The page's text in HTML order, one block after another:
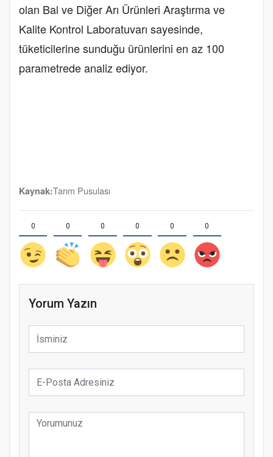
olan Bal ve Diğer Arı Ürünleri Araştırma ve
Kalite Kontrol Laboratuvarı sayesinde,
tüketicilerine sunduğu ürünlerini en az 100
parametrede analiz ediyor.
Kaynak:Tarım Pusulası
0 0 0 0 0 0
Yorum Yazın